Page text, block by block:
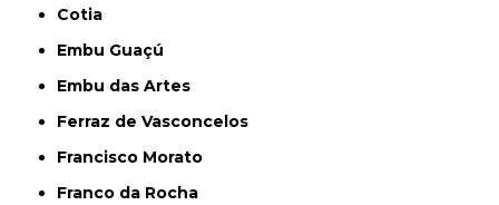
Cotia
Embu Guaçú
Embu das Artes
Ferraz de Vasconcelos
Francisco Morato
Franco da Rocha